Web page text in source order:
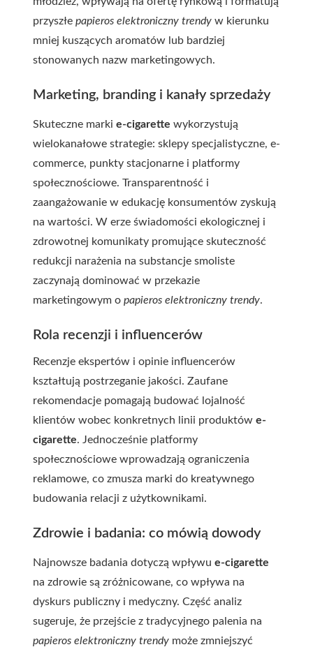
przyszłe papieros elektroniczny trendy w kierunku
mniej kuszących aromatów lub bardziej
stonowanych nazw marketingowych.
Marketing, branding i kanały sprzedaży
Skuteczne marki e-cigarette wykorzystują
wielokanałowe strategie: sklepy specjalistyczne, e-
commerce, punkty stacjonarne i platformy
społecznościowe. Transparentność i
zaangażowanie w edukację konsumentów zyskują
na wartości. W erze świadomości ekologicznej i
zdrowotnej komunikaty promujące skuteczność
redukcji narażenia na substancje smoliste
zaczynają dominować w przekazie
marketingowym o papieros elektroniczny trendy.
Rola recenzji i influencerów
Recenzje ekspertów i opinie influencerów
kształtują postrzeganie jakości. Zaufane
rekomendacje pomagają budować lojalność
klientów wobec konkretnych linii produktów e-
cigarette. Jednocześnie platformy
społecznościowe wprowadzają ograniczenia
reklamowe, co zmusza marki do kreatywnego
budowania relacji z użytkownikami.
Zdrowie i badania: co mówią dowody
Najnowsze badania dotyczą wpływu e-cigarette
na zdrowie są zróżnicowane, co wpływa na
dyskurs publiczny i medyczny. Część analiz
sugeruje, że przejście z tradycyjnego palenia na
papieros elektroniczny trendy może zmniejszyć